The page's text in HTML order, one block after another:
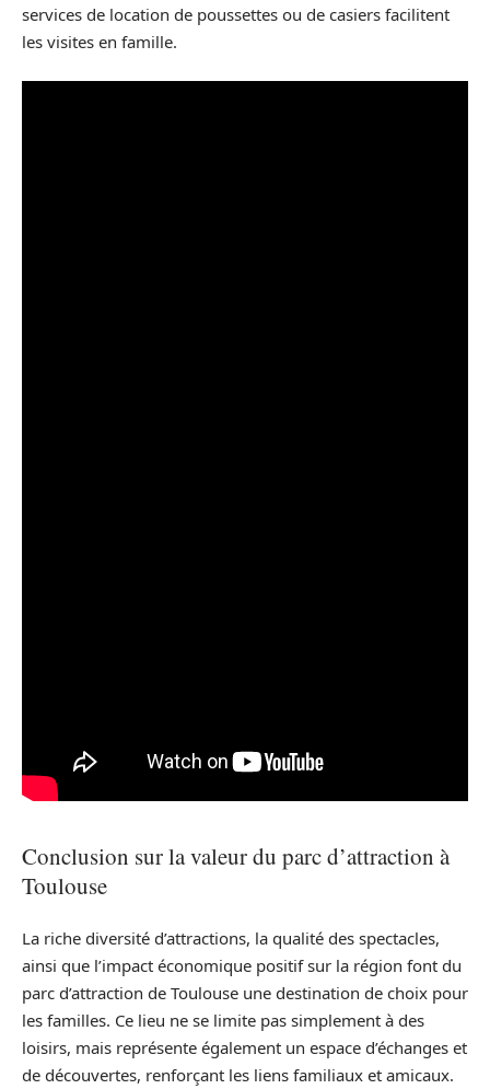
services de location de poussettes ou de casiers facilitent
les visites en famille.
Conclusion sur la valeur du parc d’attraction à
Toulouse
La riche diversité d’attractions, la qualité des spectacles,
ainsi que l’impact économique positif sur la région font du
parc d’attraction de Toulouse une destination de choix pour
les familles. Ce lieu ne se limite pas simplement à des
loisirs, mais représente également un espace d’échanges et
de découvertes, renforçant les liens familiaux et amicaux.